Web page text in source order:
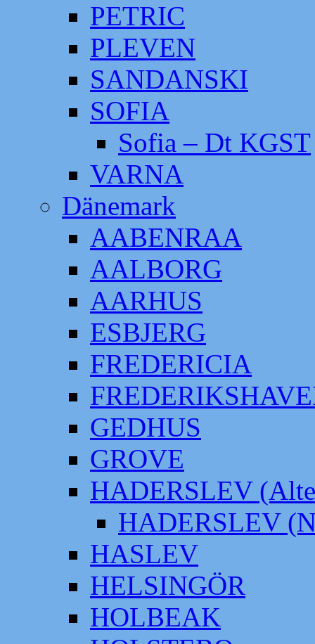
PETRIC
PLEVEN
SANDANSKI
SOFIA
Sofia – Dt KGST
VARNA
Dänemark
AABENRAA
AALBORG
AARHUS
ESBJERG
FREDERICIA
GEDHUS
GROVE
HADERSLEV
HADERSLEV
HASLEV
HELSINGÖR
HOLBEAK